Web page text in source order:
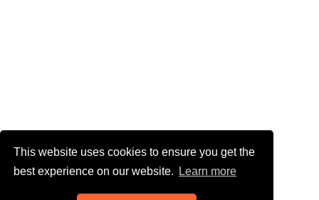
This website uses cookies to ensure you get the
best experience on our website.
Learn more